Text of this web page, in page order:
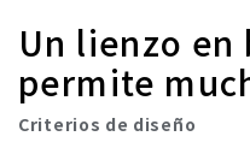
Un lienzo en
permite
Criterios de diseño